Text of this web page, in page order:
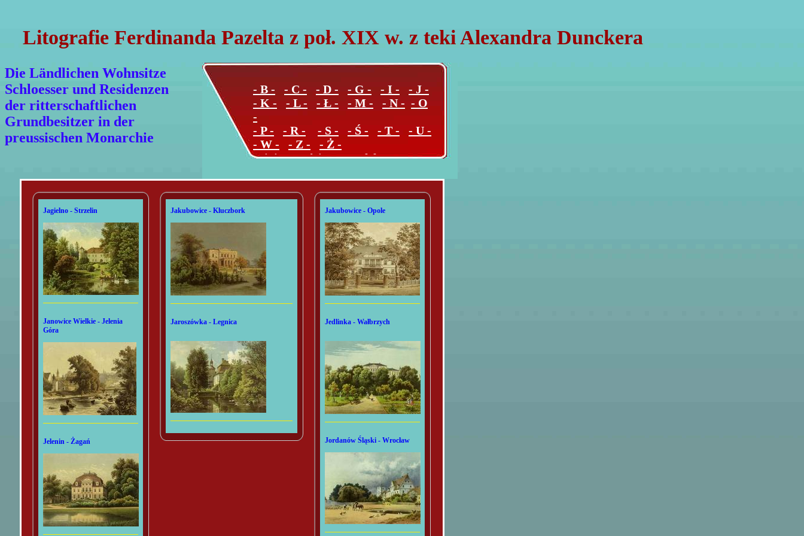
Litografie Ferdinanda Pazelta z poł. XIX w. z teki Alexandra Dunckera
Die Ländlichen Wohnsitze
Schloesser und Residenzen
der ritterschaftlichen
Grundbesitzer in der
preussischen Monarchie
- B - - C - - D - - G - - I -
- J -
- K -
- L - - Ł - - M - - N - - O
-
- P -
- R - - S - - Ś - - T -
- U -
- W -
- Z -
- Ż -
Miejscowości poza Polską
Jagielno - Strzelin
Janowice Wielkie - Jelenia
Góra
Jelenin - Żagań
Jakubowice - Kluczbork
Jaroszówka - Legnica
Jakubowice - Opole
Jedlinka - Wałbrzych
Jordanów Śląski - Wrocław